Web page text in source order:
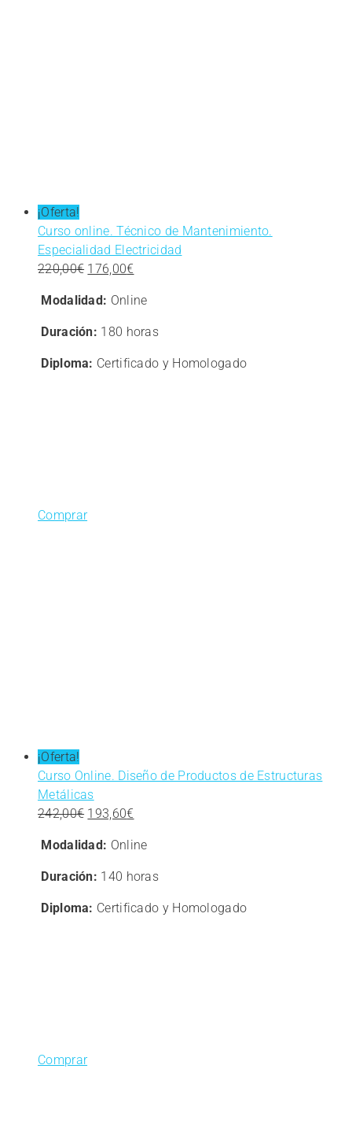
¡Oferta!
Curso online. Técnico de Mantenimiento.
Especialidad Electricidad
220,00€ El
original
era:
176,00€
actual
Modalidad: Online
Duración: 180 horas
Diploma: Certificado y Homologado
Comprar
¡Oferta!
Curso Online. Diseño de Productos de Estructuras
Metálicas
242,00€ El
original
era:
193,60€
actual
Modalidad: Online
Duración: 140 horas
Diploma: Certificado y Homologado
Comprar